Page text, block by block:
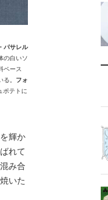
パサレル
の白いソ
ペース
。 フォ
ポテトに
輝か
れて
み合
いた